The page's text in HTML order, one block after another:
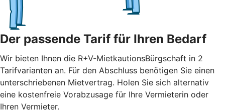
Der passende Tarif für Ihren Bedarf
Wir bieten Ihnen die R+V-MietkautionsBürgschaft in 2
Tarifvarianten an. Für den Abschluss benötigen Sie einen
unterschriebenen Mietvertrag. Holen Sie sich alternativ
eine kostenfreie Vorabzusage für Ihre Vermieterin oder
Ihren Vermieter.